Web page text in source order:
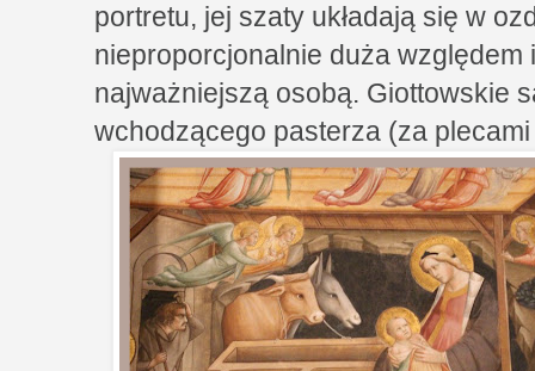
portretu, jej szaty układają się w
nieproporcjonalnie duża
najważniejszą osobą. Giottowskie
wchodzącego pasterza (za